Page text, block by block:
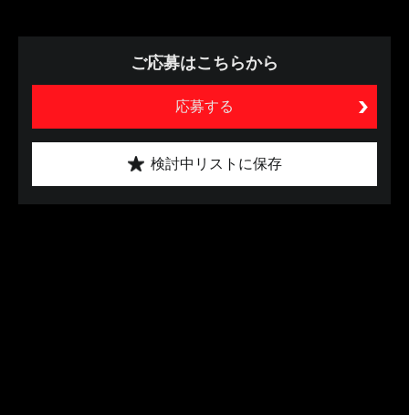
ご応募はこちらから
応募する
検討中リストに保存